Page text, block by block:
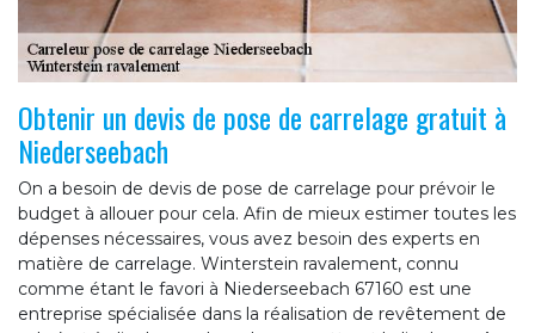
Obtenir un devis de pose de carrelage gratuit à
Niederseebach
On a besoin de devis de pose de carrelage pour prévoir le
budget à allouer pour cela. Afin de mieux estimer toutes les
dépenses nécessaires, vous avez besoin des experts en
matière de carrelage. Winterstein ravalement, connu
comme étant le favori à Niederseebach 67160 est une
entreprise spécialisée dans la réalisation de revêtement de